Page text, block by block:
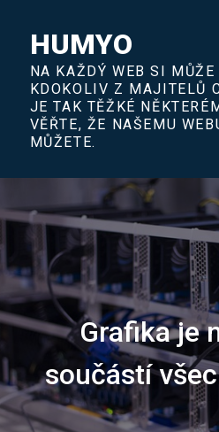
contentHUMYO
NA KAŽDÝ WEB SI MŮŽE
KDOKOLIV Z MAJITELŮ
JE TAK TĚŽKÉ
VĚŘTE, ŽE NAŠEMU
MŮŽETE.
Grafika je
součástí